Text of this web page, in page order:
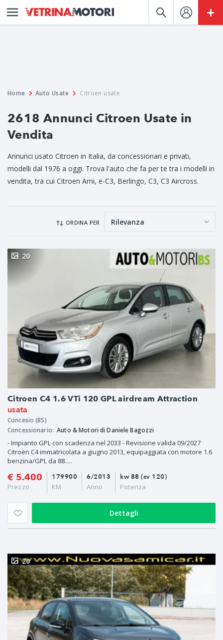
Home Auto Usate Citroen usate
2618 Annunci Citroen Usate in
Vendita
Annunci usato Citroen in Italia, da concessionari e privati,
modelli dal 1976 a oggi. Trova l'auto che fa per te tra i modelli in
vendita, tra cui Citroen Ami, e-C3, Berlingo, C3, C3 Aircross.
ORDINA PER
Citroen C4 1.6 VTi 120 GPL airdream Attraction
usata
20
Concesio (BS)
Concessionario: Auto & Motori di Daniele Bagozzi
- Impianto GPL con scadenza nel 2033 - Revisione valida 09/2027
Citroën C4 immatricolata a giugno 2013, equipaggiata con motore 1.6
benzina/GPL da 88.....
€ 5.400
Prezzo
6/2013
Anno
179900
KM
kw 88 (cv 120)
Potenza
Dettagli
20